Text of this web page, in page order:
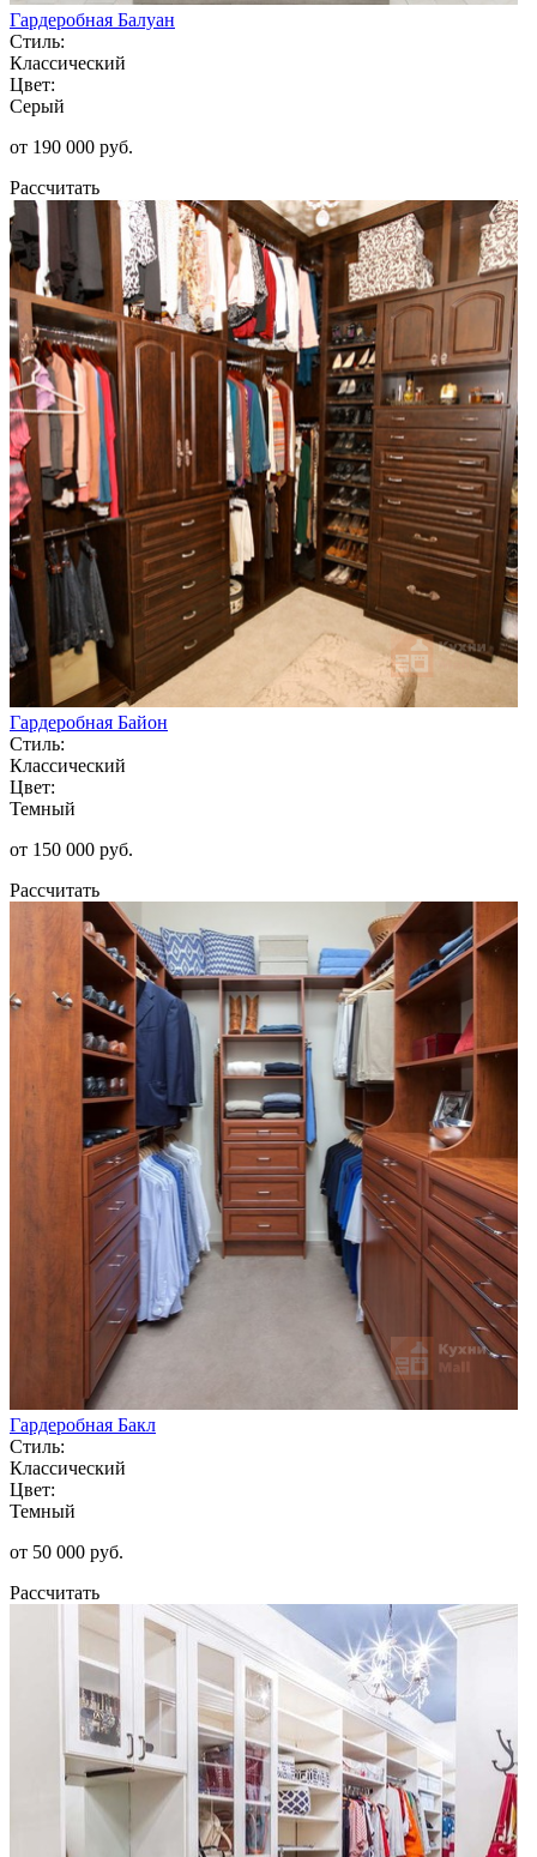
Гардеробная Балуан
Стиль:
Классический
Цвет:
Серый
от 190 000 руб.
Рассчитать
Гардеробная Байон
Стиль:
Классический
Цвет:
Темный
от 150 000 руб.
Рассчитать
Гардеробная Бакл
Стиль:
Классический
Цвет:
Темный
от 50 000 руб.
Рассчитать